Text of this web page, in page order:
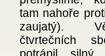
tam nahoře
zaujatý).
čtvrtečních
potrápil silný